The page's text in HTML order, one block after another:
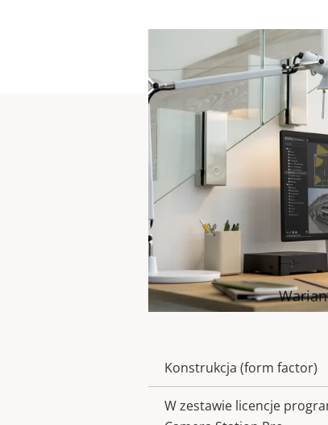
Opis
nieruchomości
Konstrukcja (form factor)
W zestawie licencje